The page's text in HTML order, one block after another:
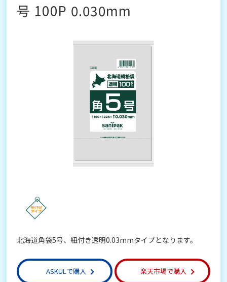
号 100P 0.030mm
北海道角袋5号、紐付き透明0.03mmタイプとなります。
ASKULで購入 楽天市場で購入